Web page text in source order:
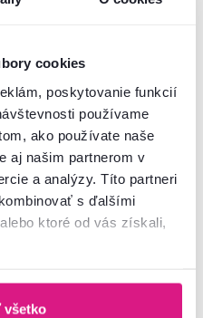
cookies
poskytovanie funkcií
používame
ako používate naše
aj našim partnerom v
a analýzy. Títo partneri
s ďalšími
ktoré od vás získali,
všetko
4,2 4
Rozkladacia pohovka, terakota,
GRACE BIG SOFA
689 €